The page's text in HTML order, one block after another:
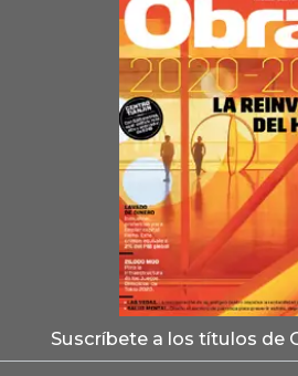
Suscríbete a los títulos de